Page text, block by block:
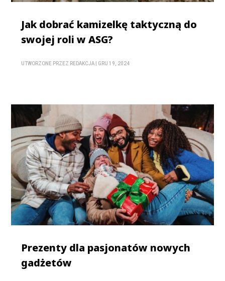
Jak dobrać kamizelkę taktyczną do
swojej roli w ASG?
UTWORZONE PRZEZ REDAKCJA GRU 19, 2024
Prezenty dla pasjonatów nowych
gadżetów